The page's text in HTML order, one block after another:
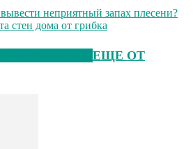
неприятный запах плесени?
стен дома от грибка
ЕЩЕ ОТ